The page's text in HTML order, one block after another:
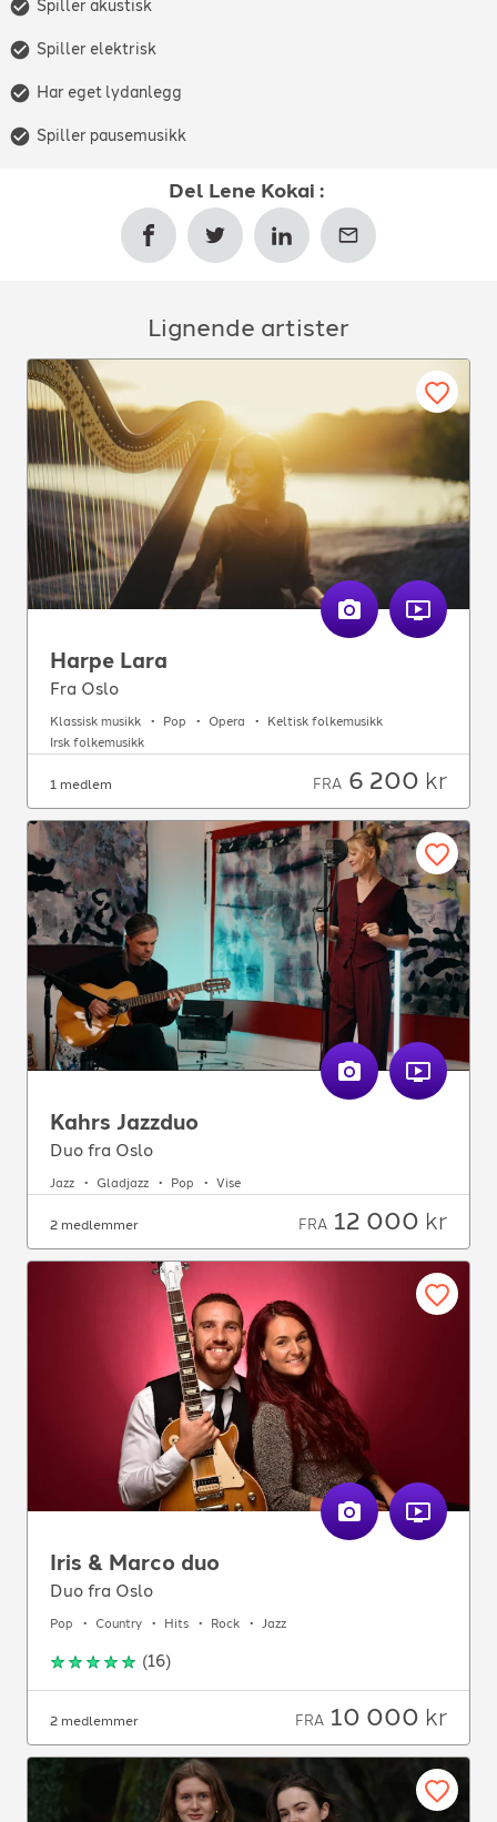
Spiller akustisk
Spiller elektrisk
Har eget lydanlegg
Spiller pausemusikk
Del Lene Kokai :
Lignende artister
Harpe Lara
Fra Oslo
Klassisk musikk Pop Opera
Keltisk folkemusikk
Irsk folkemusikk
1 medlem FRA 6 200 kr
Kahrs Jazzduo
Duo fra Oslo
Jazz Gladjazz Pop Vise
2 medlemmer FRA 12 000 kr
Iris & Marco duo
Duo fra Oslo
Pop Country Hits Rock Jazz
(16)
2 medlemmer FRA 10 000 kr